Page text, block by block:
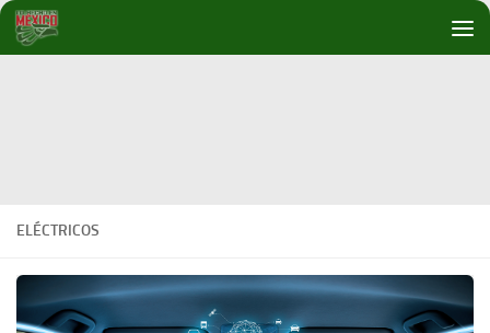
Debajo del contenido
ELÉCTRICOS